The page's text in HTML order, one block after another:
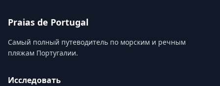
Praias de Portugal
Самый полный путеводитель по морским и речным
пляжам Португалии.
Исследовать